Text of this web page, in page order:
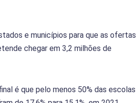
e municípios para que as ofertas
chegar em 3,2 milhões de
é que pelo menos 50% das escolas